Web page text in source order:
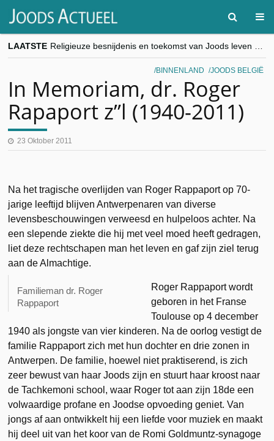
LAATSTE
“Besnijdenisdebat toont hoe moeilijk seculiere Westen minderheden begrijpt”, Jinnih Beels (Vooruit)
CITYTRIP | ROEMENIË – Boekarest: de verrassing van Oost-Europa
BINNENLAND JOODS BELGIË
In Memoriam, dr. Roger
Rapaport z”l (1940-2011)
23 Oktober 2011
Na het tragische overlijden van Roger Rappaport op 70-
jarige leeftijd blijven Antwerpenaren van diverse
levensbeschouwingen verweesd en hulpeloos achter. Na
een slepende ziekte die hij met veel moed heeft gedragen,
liet deze rechtschapen man het leven en gaf zijn ziel terug
aan de Almachtige.
Familieman dr. Roger
Rappaport
Roger Rappaport wordt
geboren in het Franse
Toulouse op 4 december
1940 als jongste van vier kinderen. Na de oorlog vestigt de
familie Rappaport zich met hun dochter en drie zonen in
Antwerpen. De familie, hoewel niet praktiserend, is zich
zeer bewust van haar Joods zijn en stuurt haar kroost naar
de Tachkemoni school, waar Roger tot aan zijn 18de een
volwaardige profane en Joodse opvoeding geniet. Van
jongs af aan ontwikkelt hij een liefde voor muziek en maakt
hij deel uit van het koor van de Romi Goldmuntz-synagoge